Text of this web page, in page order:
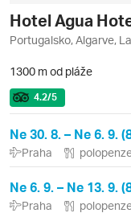
Hotel Agua
Portugalsko, Algarve,
1300 m od pláže
4.2/5
Ne 30. 8. – Ne 6. 9.
Praha
Ne 6. 9. – Ne 13. 9.
Praha